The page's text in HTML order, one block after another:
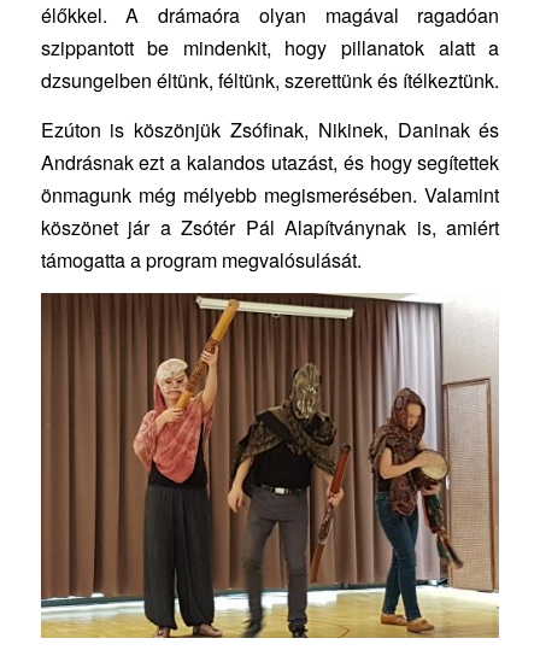
élőkkel. A drámaóra olyan magával ragadóan
szippantott be mindenkit, hogy pillanatok alatt a
dzsungelben éltünk, féltünk, szerettünk és ítélkeztünk.
Ezúton is köszönjük Zsófinak, Nikinek, Daninak és
Andrásnak ezt a kalandos utazást, és hogy segítettek
önmagunk még mélyebb megismerésében. Valamint
köszönet jár a Zsótér Pál Alapítványnak is, amiért
támogatta a program megvalósulását.